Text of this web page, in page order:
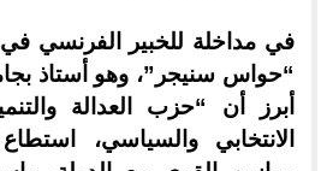
في مداخلة للخبير الفرنسي في
“حواس سنيجر”، وهو أستاذ
أبرز أن “حزب العدالة
الانتخابي والسياسي،